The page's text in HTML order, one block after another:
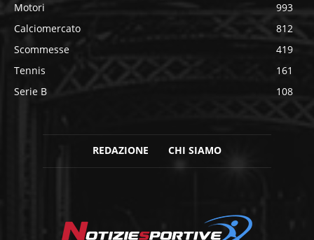
Motori
993
Calciomercato
812
Scommesse
419
Tennis
161
Serie B
108
REDAZIONE CHI SIAMO